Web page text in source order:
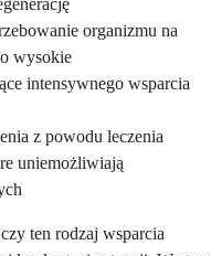
organizmu na
wysokie
intensywnego wsparcia
z powodu leczenia
uniemożliwiają
ten rodzaj wsparcia